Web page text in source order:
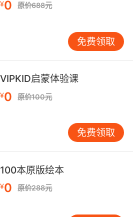
在真实语境中的用法。 孤立
串联成网。可围绕核心词绘
school为中心，发散出学科
、场所（library）、人物
festival）等相关词汇。亦
，如了解un-表否定，-ful表
松推测unhappy、useful之
的快车道。 对抗遗忘靠高频
勤等碎片时间，用单词本或
效的是让孩子在课外阅读中
那种“我认识它！”的成就
语法：在理解中构建“语感”
，而非死记硬背的条文。
因将其视作数学公式。 建
树”概念。词法（名、动、
各种句型）如枝干。学宾语
¥0 原价688元
免费领取
VIPKID启蒙体验课
¥0 原价100元
免费领取
100本原版绘本
¥0 原价288元